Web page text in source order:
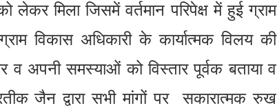
लेकर मिला जिसमें वर्तमान परिपेक्ष में हुई ग्राम
विकास अधिकारी के कार्यात्मक विलय की
व अपनी समस्याओं को विस्तार पूर्वक बताया व
जैन द्वारा सभी मांगों पर सकारात्मक रुख